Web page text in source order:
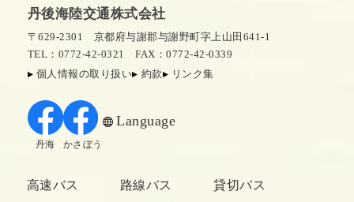
丹後海陸交通株式会社
〒629-2301 京都府与謝郡与謝野町字上山田641-1
TEL：0772-42-0321
FAX：0772-42-0339
個人情報の取り扱い
約款 リンク集
Language
丹海 かさぼう
高速バス 路線バス 貸切バス